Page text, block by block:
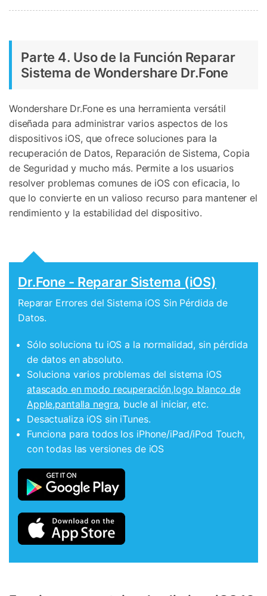
Parte 4. Uso de la Función Reparar
Sistema de Wondershare Dr.Fone
Wondershare Dr.Fone es una herramienta versátil
diseñada para administrar varios aspectos de los
dispositivos iOS, que ofrece soluciones para la
recuperación de Datos, Reparación de Sistema, Copia
de Seguridad y mucho más. Permite a los usuarios
resolver problemas comunes de iOS con eficacia, lo
que lo convierte en un valioso recurso para mantener el
rendimiento y la estabilidad del dispositivo.
Dr.Fone - Reparar Sistema (iOS)
Reparar Errores del Sistema iOS Sin Pérdida de
Datos.
Sólo soluciona tu iOS a la normalidad, sin pérdida
de datos en absoluto.
Soluciona varios problemas del sistema iOS
atascado en modo recuperación,logo blanco de
Apple,pantalla negra, bucle al iniciar, etc.
Desactualiza iOS sin iTunes.
Funciona para todos los iPhone/iPad/iPod Touch,
con todas las versiones de iOS